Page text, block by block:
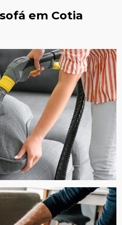
em Cotia